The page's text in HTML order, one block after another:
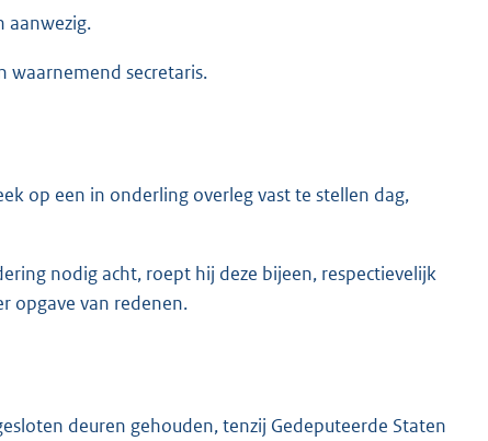
aanwezig.
waarnemend secretaris.
op een in onderling overleg vast te stellen dag,
nodig acht, roept hij deze bijeen, respectievelijk
opgave van redenen.
deuren gehouden, tenzij Gedeputeerde Staten